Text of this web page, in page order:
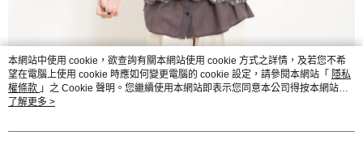
本網站中使用 cookie，欲查詢有關本網站使用 cookie 方式之詳情，及若您不希
望在電腦上使用 cookie 時應如何變更電腦的 cookie 設定，請參閱本網站「 隱私
權條款 」之 Cookie 聲明。您繼續使用本網站即表示您同意本公司得按本網站使
用條款之 Cookie 聲明使用 cookie。
了解更多 >